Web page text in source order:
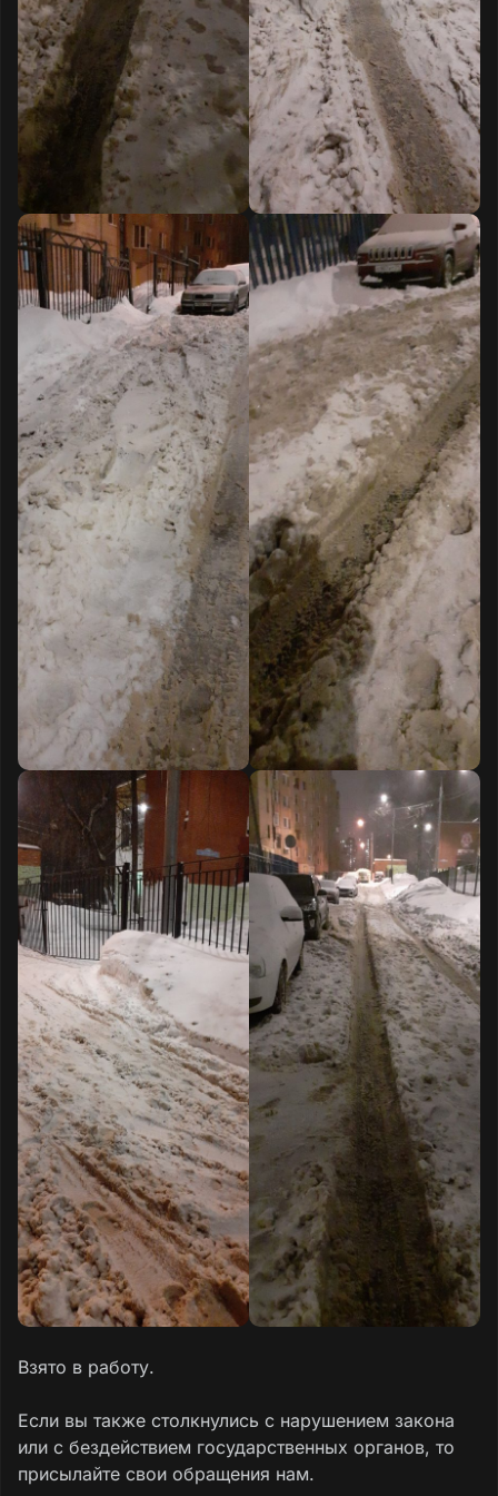
Взято в работу.
Если вы также столкнулись с нарушением закона
или с бездействием государственных органов, то
присылайте свои обращения нам.